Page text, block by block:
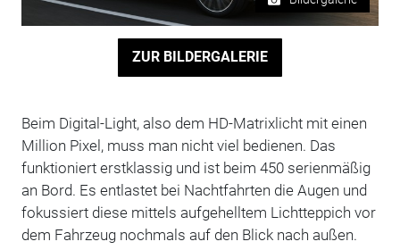
ZUR BILDERGALERIE
Beim Digital-Light, also dem HD-Matrixlicht mit einen
Million Pixel, muss man nicht viel bedienen. Das
funktioniert erstklassig und ist beim 450 serienmäßig
an Bord. Es entlastet bei Nachtfahrten die Augen und
fokussiert diese mittels aufgehelltem Lichtteppich vor
dem Fahrzeug nochmals auf den Blick nach außen.